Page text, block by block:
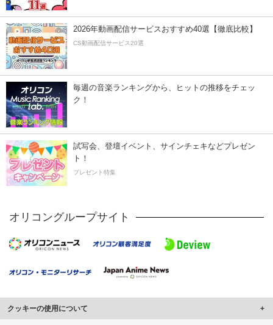
2026年動画配信サービスおすすめ40選【徹底比較】
CS動画配信サービス20選
毎週の音楽ランキングから、ヒットの推移をチェッ
ク！
試写会、登壇イベント、サインチェキなどプレゼン
ト！
プレゼント特集
オリコングループサイト
クッキーの使用について